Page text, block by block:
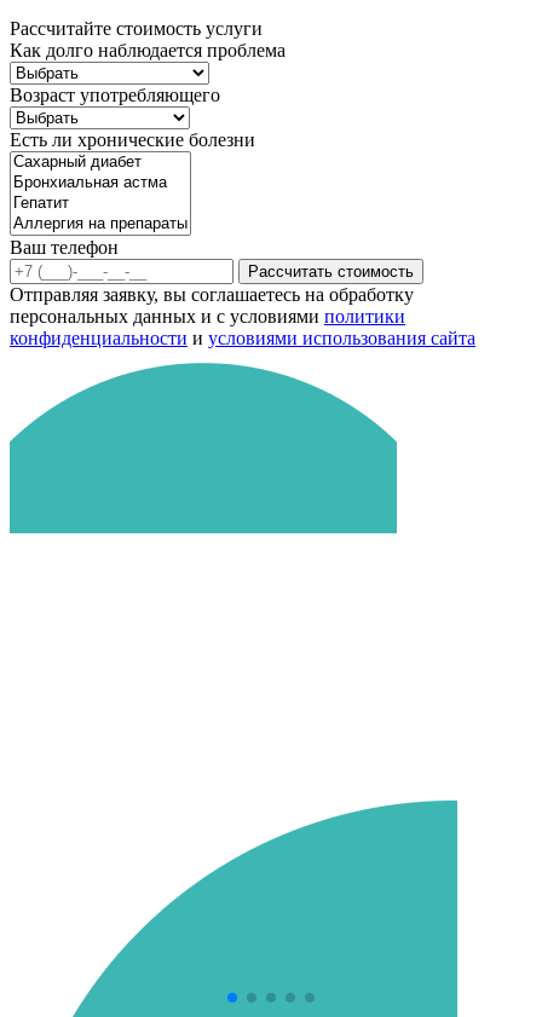
Рассчитайте стоимость услуги
Как долго наблюдается проблема
Возраст употребляющего
Есть ли хронические болезни
Ваш телефон
Рассчитать стоимость
Отправляя заявку, вы соглашаетесь на обработку
персональных данных и с условиями политики
конфиденциальности и условиями использования сайта